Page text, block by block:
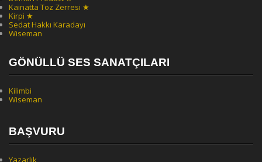
Kainatta Toz Zerresi ★
Kirpi ★
Sedat Hakkı Karadayı
Wiseman
GÖNÜLLÜ SES SANATÇILARI
Kilimbi
Wiseman
BAŞVURU
Yazarlık